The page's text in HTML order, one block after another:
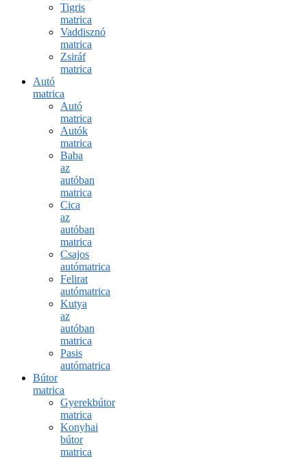
Tigris
matrica
Vaddisznó
matrica
Zsiráf
matrica
Autó
matrica
Autó
matrica
Autók
matrica
Baba
az
autóban
matrica
Cica
az
autóban
matrica
Csajos
autómatrica
Felirat
autómatrica
Kutya
az
autóban
matrica
Pasis
autómatrica
Bútor
matrica
Gyerekbútor
matrica
Konyhai
bútor
matrica